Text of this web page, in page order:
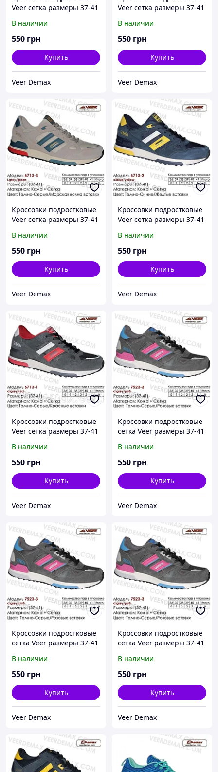
Veer сетка размеры 37-41
Серый
В наличии
550 грн
Купить
Veer Demax
Veer сетка размеры 37-41
В наличии
550 грн
Купить
Veer Demax
Кроссовки подростковые
Veer сетка размеры 37-41
Синий
В наличии
550 грн
Купить
Veer Demax
Кроссовки подростковые
Veer сетка размеры 37-41
В наличии
550 грн
Купить
Veer Demax
Кроссовки подростковые
Veer сетка размеры 37-41
В наличии
550 грн
Купить
Veer Demax
Кроссовки подростковые
сетка Veer размеры 37-41
В наличии
550 грн
Купить
Veer Demax
Кроссовки подростковые
сетка Veer размеры 37-41
В наличии
550 грн
Купить
Veer Demax
Кроссовки подростковые
сетка Veer размеры 37-41
В наличии
550 грн
Купить
Veer Demax